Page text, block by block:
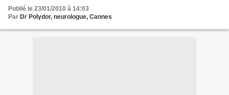
Publié le 23/01/2010 à 14:03
Par Dr Polydor, neurologue, Cannes